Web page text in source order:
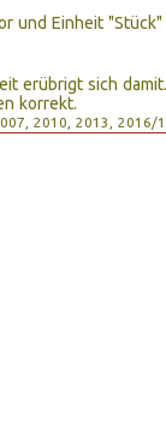
und Einheit "Stück"
erübrigt sich damit.
korrekt.
2010, 2013, 2016/